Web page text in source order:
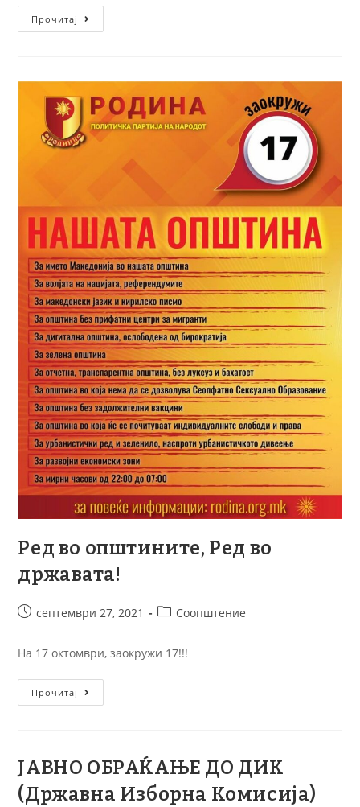
Прочитај
Ред во општините, Ред во
државата!
септември 27, 2021 Соопштение
На 17 октомври, заокружи 17!!!
Прочитај
ЈАВНО ОБРАЌАЊЕ ДО ДИК
(Државна Изборна Комисија)